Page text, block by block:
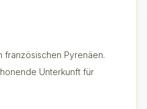
französischen Pyrenäen.
Unterkunft für